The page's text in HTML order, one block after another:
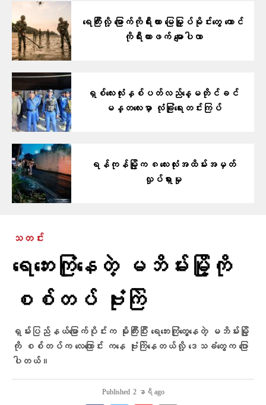
ရေကြီးလို့ မြောက်ကိုရီးယား မြေမြှုပ်မိုင်းတွေ တောင်
ကိုရီးယားဖက် မျောပါလာ
ရှစ်လေးလုံးနှစ်ပတ်လည်နေ့မတိုင်ခင်
မန္တလေးမှာ လုံခြုံရေးတင်းကြပ်
ရန်ကုန်မြို့က ၈လေးလုံးအထိမ်းအမှတ်
လှုပ်ရှားမှု
သတင်း
ရေဘေးကြုံနေတဲ့ မဘိမ်းမြို့ကို
စစ်တပ် ဗုံးကြဲ
ရှမ်းပြည်နယ်မြောက်ပိုင်းက မိုးကြီးပြီး ရေဘေးကြုံတွေ့နေတဲ့ မဘိမ်းမြို့
ကို စစ်တပ်က လေကြောင်း ကနေ ဗုံးကြဲနေတယ်လို့ ဒေသခံတွေက ပြော
ပါတယ်။
Published 2 နာရီ ago